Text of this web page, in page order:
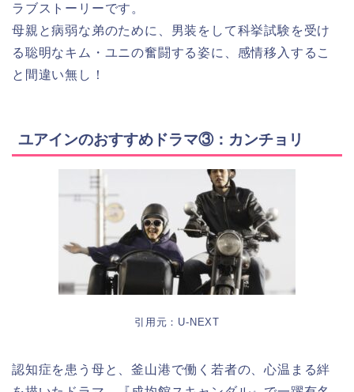
ラブストーリーです。
母親と病弱な弟のために、男装をして科挙試験を受け
る聡明なキム・ユニの奮闘する姿に、感情移入するこ
と間違い無し！
ユアインのおすすめドラマ③：カンチョリ
引用元：U-NEXT
認知症を患う母と、釜山港で働く若者の、心温まる絆